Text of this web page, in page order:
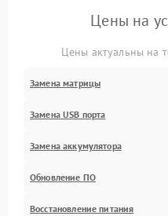
Цены на
Цены актуальны на
Замена матрицы
Замена USB порта
Замена аккумулятора
Обновление ПО
Восстановление питания